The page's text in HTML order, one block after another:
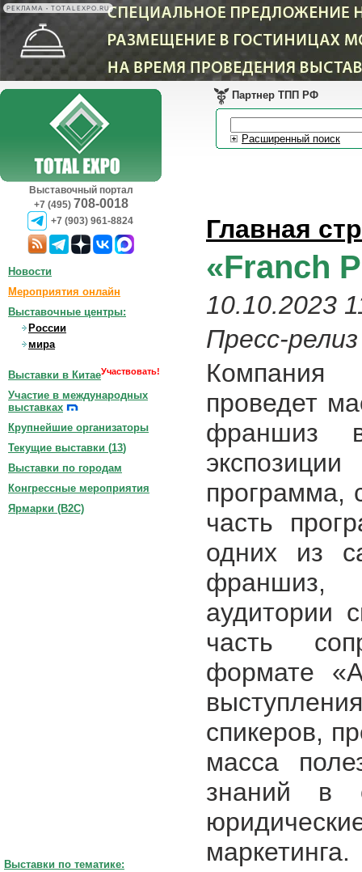
РЕКЛАМА • TOTALEXPO.RU
Выставочный портал
+7 (495) 708-0018
+7 (903) 961-8824
Партнер ТПП РФ
Расширенный поиск
Главная
«Franch
10.10.2023
Пресс-релиз
проведет
франшиз
программа,
часть
одних из
франшиз,
аудитории
часть
формате
спикеров,
масса
знаний в
маркетинга.
Новости
Мероприятия онлайн
Выставочные центры:
России
мира
Выставки в КитаеУчаствовать!
Участие в международных
выставках
Крупнейшие организаторы
Текущие выставки (13)
Выставки по городам
Конгрессные мероприятия
Ярмарки (B2C)
Выставки по тематике: